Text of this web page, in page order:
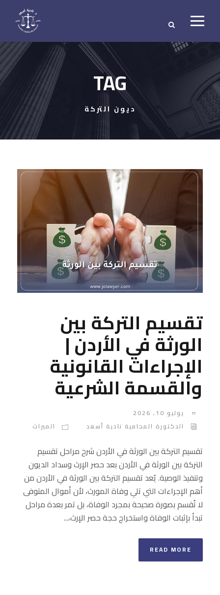
TAG
ديون التركة
تقسيم التركة بين
الورثة في الأردن |
الإجراءات القانونية
والقسمة الشرعية
يوليو 10, 2026
الدكتورة المحامية نادية أسعد
الميراث
تقسيم التركة بين الورثة في الأردن شرح مراحل تقسيم
التركة بين الورثة في الأردن بعد حصر الإرث وسداد الديون
وتنفيذ الوصية. يُعد تقسيم التركة بين الورثة في الأردن من
أهم الإجراءات التي تلي وفاة المورث، لأن أموال المتوفى
لا تُقسم بصورة صحيحة بمجرد الوفاة، بل تمر بعدة مراحل
تبدأ بإثبات الوفاة واستخراج حجة حصر الإرث،...
READ MORE